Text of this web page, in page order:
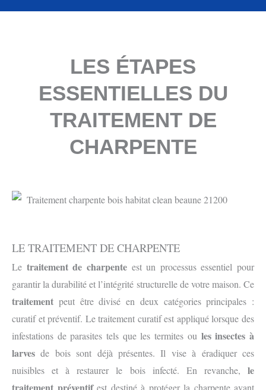
LES ÉTAPES
ESSENTIELLES DU
TRAITEMENT DE
CHARPENTE
LE TRAITEMENT DE CHARPENTE
Le traitement de charpenteest un processus essentiel pour
garantir la durabilité et l’intégrité structurelle de votre maison. Ce
traitement peut être divisé en deux catégories principales :
curatif et préventif. Le traitement curatif est appliqué lorsque des
infestations de parasites tels que les termites ou les insectes à
larves de bois sont déjà présentes. Il vise à éradiquer ces
nuisibles et à restaurer le bois infecté. En revanche, le